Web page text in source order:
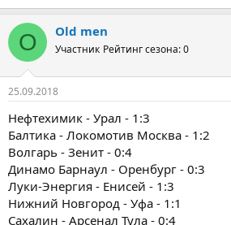
O Old men
Участник Рейтинг сезона: 0
25.09.2018
Нефтехимик - Урал - 1:3
Балтика - Локомотив Москва - 1:2
Волгарь - Зенит - 0:4
Динамо Барнаул - Оренбург - 0:3
Луки-Энергия - Енисей - 1:3
Нижний Новгород - Уфа - 1:1
Сахалин - Арсенал Тула - 0:4